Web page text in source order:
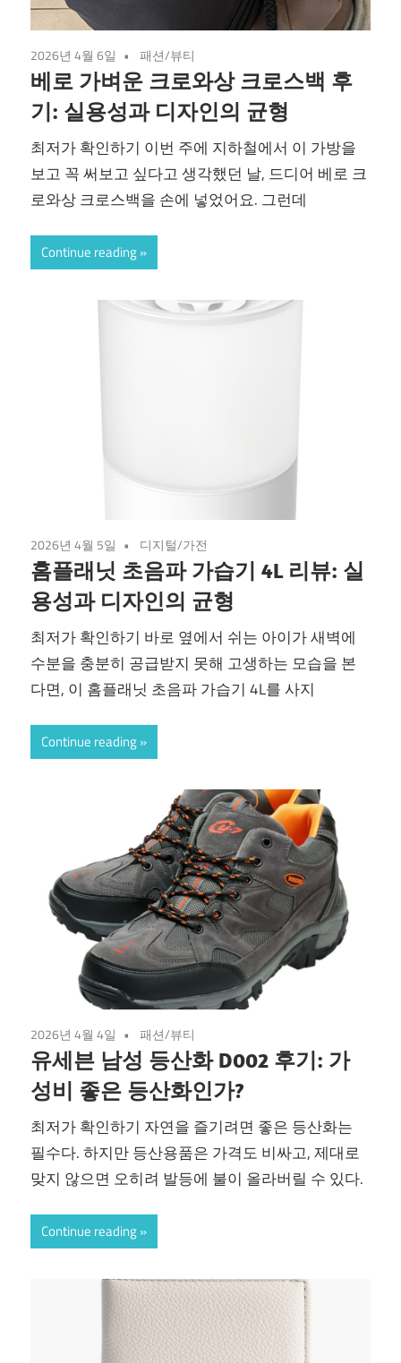
2026년 4월 6일 패션/뷰티
베로 가벼운 크로와상 크로스백 후
기: 실용성과 디자인의 균형
최저가 확인하기 이번 주에 지하철에서 이 가방을
보고 꼭 써보고 싶다고 생각했던 날, 드디어 베로 크
로와상 크로스백을 손에 넣었어요. 그런데
Continue reading
2026년 4월 5일 디지털/가전
홈플래닛 초음파 가습기 4L 리뷰: 실
용성과 디자인의 균형
최저가 확인하기 바로 옆에서 쉬는 아이가 새벽에
수분을 충분히 공급받지 못해 고생하는 모습을 본
다면, 이 홈플래닛 초음파 가습기 4L를 사지
Continue reading
2026년 4월 4일 패션/뷰티
유세븐 남성 등산화 D002 후기: 가
성비 좋은 등산화인가?
최저가 확인하기 자연을 즐기려면 좋은 등산화는
필수다. 하지만 등산용품은 가격도 비싸고, 제대로
맞지 않으면 오히려 발등에 불이 올라버릴 수 있다.
Continue reading